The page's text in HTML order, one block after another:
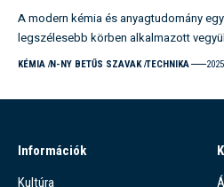
A modern kémia és anyagtudomány
legszélesebb körben alkalmazott
KÉMIA N-NY BETŰS SZAVAK TECHNIKA
Információk
Kultúra